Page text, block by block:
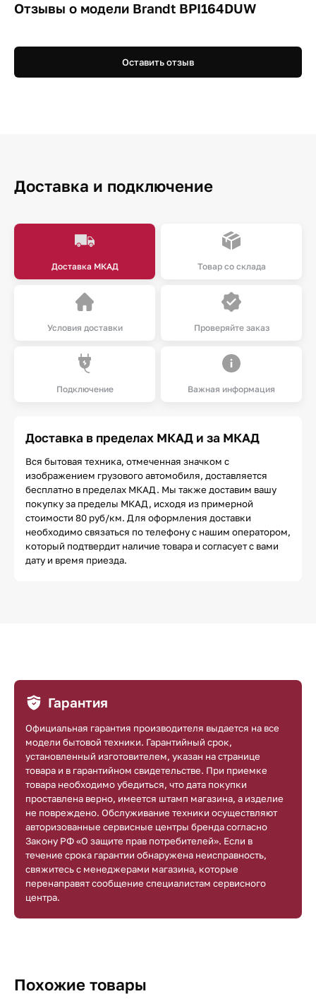
Отзывы о модели Brandt BPI164DUW
Оставить отзыв
Доставка и подключение
Доставка МКАД Товар со склада
Условия доставки Проверяйте заказ
Подключение Важная информация
Доставка в пределах МКАД и за МКАД
Вся бытовая техника, отмеченная значком с
изображением грузового автомобиля, доставляется
бесплатно в пределах МКАД. Мы также доставим вашу
покупку за пределы МКАД, исходя из примерной
стоимости 80 руб/км. Для оформления доставки
необходимо связаться по телефону с нашим оператором,
который подтвердит наличие товара и согласует с вами
дату и время приезда.
Гарантия
Официальная гарантия производителя выдается на все
модели бытовой техники. Гарантийный срок,
установленный изготовителем, указан на странице
товара и в гарантийном свидетельстве. При приемке
товара необходимо убедиться, что дата покупки
проставлена верно, имеется штамп магазина, а изделие
не повреждено. Обслуживание техники осуществляют
авторизованные сервисные центры бренда согласно
Закону РФ «О защите прав потребителей». Если в
течение срока гарантии обнаружена неисправность,
свяжитесь с менеджерами магазина, которые
перенаправят сообщение специалистам сервисного
центра.
Похожие товары